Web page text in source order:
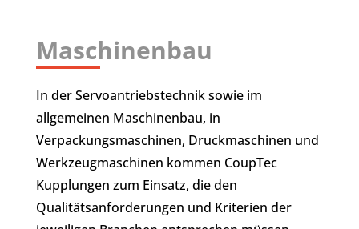
Maschinenbau
In der Servoantriebstechnik sowie im
allgemeinen Maschinenbau, in
Verpackungsmaschinen, Druckmaschinen und
Werkzeugmaschinen kommen CoupTec
Kupplungen zum Einsatz, die den
Qualitätsanforderungen und Kriterien der